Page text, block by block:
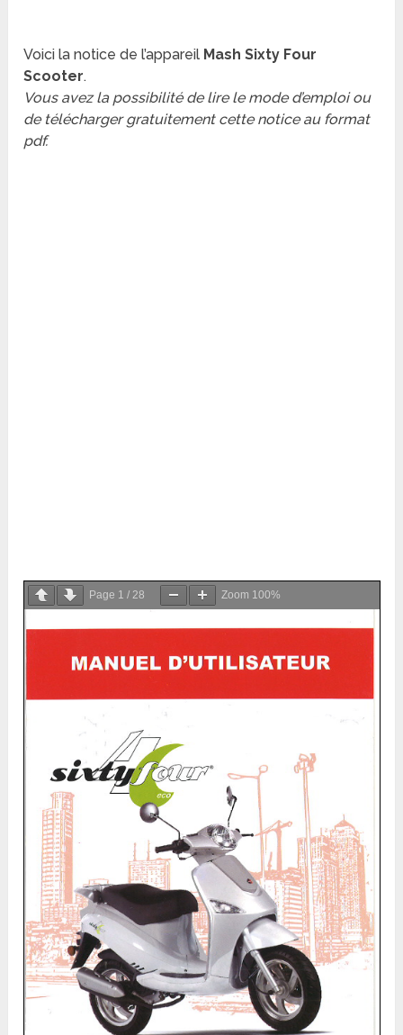
Voici la notice de l’appareil Mash Sixty Four
Scooter.
Vous avez la possibilité de lire le mode d’emploi ou
de télécharger gratuitement cette notice au format
pdf.
Page 1 /28 Zoom 100%